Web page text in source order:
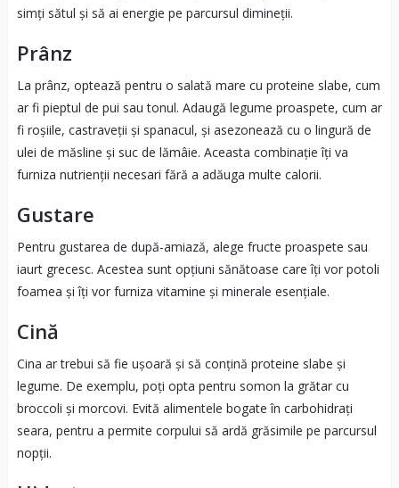
simți sătul și să ai energie pe parcursul dimineții.
Prânz
La prânz, optează pentru o salată mare cu proteine slabe, cum
ar fi pieptul de pui sau tonul. Adaugă legume proaspete, cum ar
fi roșiile, castraveții și spanacul, și asezonează cu o lingură de
ulei de măsline și suc de lămâie. Aceasta combinație îți va
furniza nutrienții necesari fără a adăuga multe calorii.
Gustare
Pentru gustarea de după-amiază, alege fructe proaspete sau
iaurt grecesc. Acestea sunt opțiuni sănătoase care îți vor potoli
foamea și îți vor furniza vitamine și minerale esențiale.
Cină
Cina ar trebui să fie ușoară și să conțină proteine slabe și
legume. De exemplu, poți opta pentru somon la grătar cu
broccoli și morcovi. Evită alimentele bogate în carbohidrați
seara, pentru a permite corpului să ardă grăsimile pe parcursul
nopții.